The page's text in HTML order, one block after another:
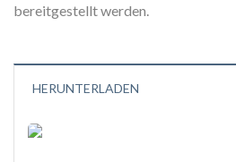
bereitgestellt werden.
HERUNTERLADEN